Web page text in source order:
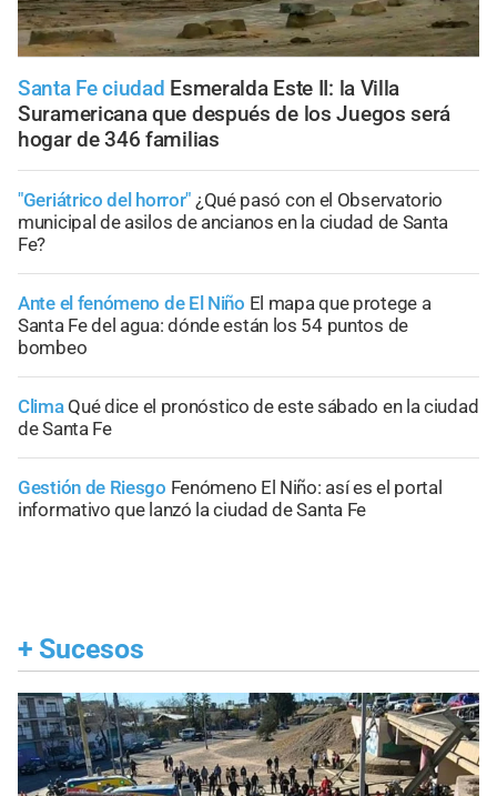
Santa Fe ciudad Esmeralda Este II: la Villa
Suramericana que después de los Juegos será
hogar de 346 familias
"Geriátrico del horror" ¿Qué pasó con el Observatorio
municipal de asilos de ancianos en la ciudad de Santa
Fe?
Ante el fenómeno de El Niño El mapa que protege a
Santa Fe del agua: dónde están los 54 puntos de
bombeo
Clima Qué dice el pronóstico de este sábado en la ciudad
de Santa Fe
Gestión de Riesgo Fenómeno El Niño: así es el portal
informativo que lanzó la ciudad de Santa Fe
+ Sucesos